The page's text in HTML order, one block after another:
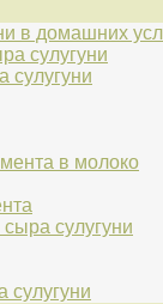
в домашних
сулугуни
сулугуни
в молоко
сулугуни
сулугуни